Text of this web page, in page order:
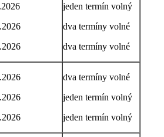
jeden termín volný
dva termíny volné
dva termíny volné
dva termíny volné
jeden termín volný
jeden termín volný